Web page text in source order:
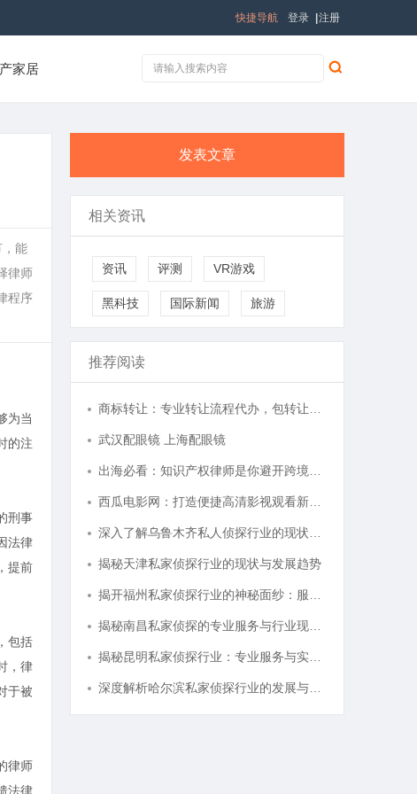
登录 注册
快捷导航
家居
，能
律师
程序
为当
的注
刑事
法律
提前
包括
，律
于被
律师
法律
发表文章
相关资讯
资讯 评测 VR游戏
黑科技 国际新闻 旅游
推荐阅读
武汉配眼镜 上海配眼镜
揭秘天津私家侦探行业的现状与发展趋势